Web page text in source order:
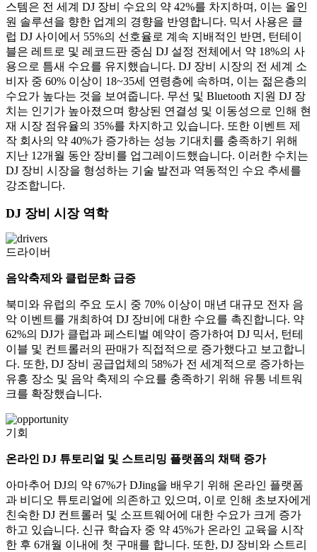
스템은 전 세계 DJ 장비 수요의 약 42%를 차지하며, 이는 올인
원 솔루션을 향한 업계의 경향을 반영합니다. 믹서 사용은 클
럽 DJ 사이에서 55%의 선호율로 계속 지배적인 반면, 턴테이
블은 레트로 및 레코드판 중심 DJ 설정 전체에서 약 18%의 사
용으로 틈새 수요를 유지했습니다. DJ 장비 시장의 전 세계 소
비자 중 60% 이상이 18~35세 연령층에 속하며, 이는 젊은층의
수요가 높다는 것을 보여줍니다. 무선 및 Bluetooth 지원 DJ 장
치는 인기가 높아졌으며 향상된 연결성 및 이동성으로 인해 현
재 시장 점유율의 35%를 차지하고 있습니다. 또한 이벤트 제
작 회사의 약 40%가 증가하는 성능 기대치를 충족하기 위해
지난 12개월 동안 장비를 업그레이드했습니다. 이러한 수치는
DJ 장비 시장을 형성하는 기술 발전과 역동적인 수요 추세를
강조합니다.
DJ 장비 시장 역학
드라이버
음악축제와 클럽문화 급증
북미와 유럽의 주요 도시 중 70% 이상이 매년 대규모 전자 음
악 이벤트를 개최하여 DJ 장비에 대한 수요를 촉진합니다. 약
62%의 DJ가 클럽과 페스티벌 예약이 증가하여 DJ 믹서, 턴테
이블 및 컨트롤러의 판매가 직접적으로 증가했다고 보고합니
다. 또한, DJ 장비 공급업체의 58%가 전 세계적으로 증가하는
유흥 장소 및 음악 축제의 수요를 충족하기 위해 유통 네트워
크를 확장했습니다.
기회
온라인 DJ 튜토리얼 및 스트리밍 플랫폼의 채택 증가
아마추어 DJ의 약 67%가 DJing을 배우기 위해 온라인 플랫폼
과 비디오 튜토리얼에 의존하고 있으며, 이로 인해 초보자에게
친숙한 DJ 컨트롤러 및 소프트웨어에 대한 수요가 크게 증가
하고 있습니다. 신규 학습자 중 약 45%가 온라인 교육을 시작
한 후 6개월 이내에 첫 구매를 합니다. 또한, DJ 장비와 스트리